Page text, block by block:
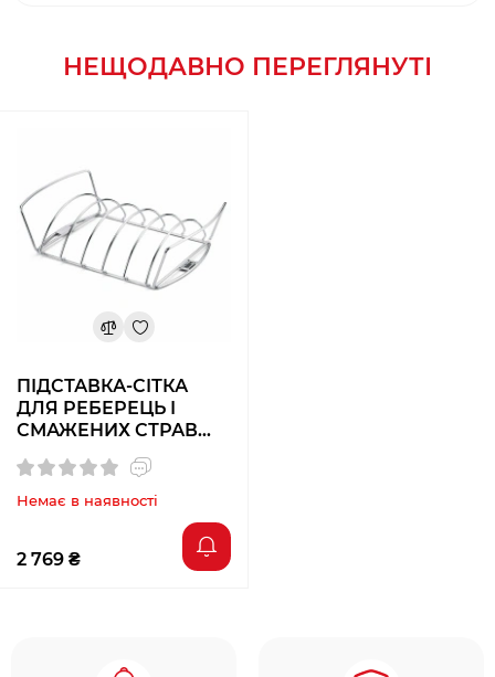
НЕЩОДАВНО ПЕРЕГЛЯНУТІ
ПІДСТАВКА-СІТКА
ДЛЯ РЕБЕРЕЦЬ І
СМАЖЕНИХ СТРАВ
Немає в наявності
2 769 ₴